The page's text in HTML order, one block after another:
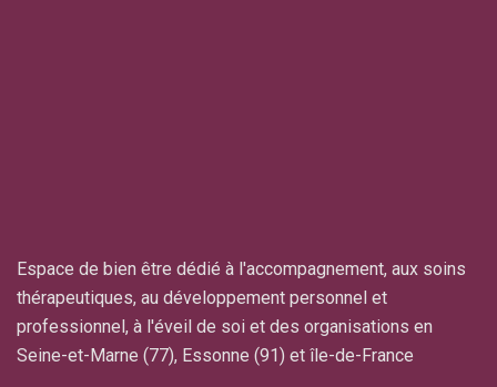
Espace de bien être dédié à l'accompagnement, aux soins
thérapeutiques, au développement personnel et
professionnel, à l'éveil de soi et des organisations en
Seine-et-Marne (77), Essonne (91) et île-de-France